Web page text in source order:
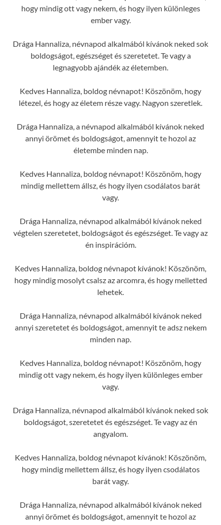
hogy mindig ott vagy nekem, és hogy ilyen különleges
ember vagy.
Drága Hannaliza, névnapod alkalmából kívánok neked sok
boldogságot, egészséget és szeretetet. Te vagy a
legnagyobb ajándék az életemben.
Kedves Hannaliza, boldog névnapot! Köszönöm, hogy
létezel, és hogy az életem része vagy. Nagyon szeretlek.
Drága Hannaliza, a névnapod alkalmából kívánok neked
annyi örömet és boldogságot, amennyit te hozol az
életembe minden nap.
Kedves Hannaliza, boldog névnapot! Köszönöm, hogy
mindig mellettem állsz, és hogy ilyen csodálatos barát
vagy.
Drága Hannaliza, névnapod alkalmából kívánok neked
végtelen szeretetet, boldogságot és egészséget. Te vagy az
én inspirációm.
Kedves Hannaliza, boldog névnapot kívánok! Köszönöm,
hogy mindig mosolyt csalsz az arcomra, és hogy melletted
lehetek.
Drága Hannaliza, névnapod alkalmából kívánok neked
annyi szeretetet és boldogságot, amennyit te adsz nekem
minden nap.
Kedves Hannaliza, boldog névnapot! Köszönöm, hogy
mindig ott vagy nekem, és hogy ilyen különleges ember
vagy.
Drága Hannaliza, névnapod alkalmából kívánok neked sok
boldogságot, szeretetet és egészséget. Te vagy az én
angyalom.
Kedves Hannaliza, boldog névnapot kívánok! Köszönöm,
hogy mindig mellettem állsz, és hogy ilyen csodálatos
barát vagy.
Drága Hannaliza, névnapod alkalmából kívánok neked
annyi örömet és boldogságot, amennyit te hozol az